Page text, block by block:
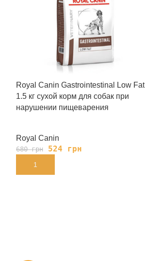
Royal Canin Gastrointestinal Low Fat
1.5 кг сухой корм для собак при
нарушении пищеварения
Royal Canin
680грн 524 грн
В КОРЗИНУ